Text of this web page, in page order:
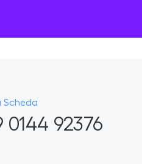
Scheda
0144 92376